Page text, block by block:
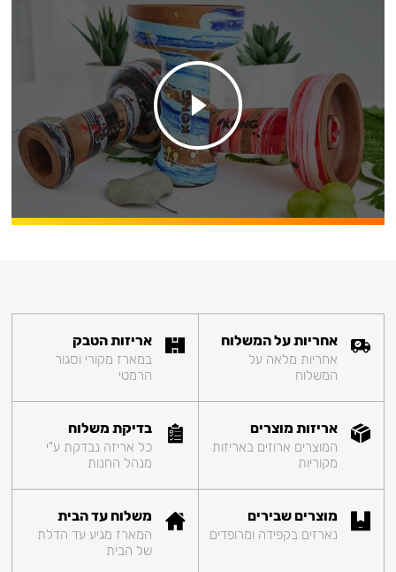
אחריות על המשלוח
אחריות מלאה על
המשלוח
אריזות הטבק
במארז מקורי וסגור
הרמטי
אריזות מוצרים
המוצרים ארוזים באריזות
מקוריות
בדיקת משלוח
כל אריזה נבדקת ע"י
מנהל החנות
מוצרים שבירים
נארזים בקפידה ומרופדים
משלוח עד הבית
המארז מגיע עד הדלת
של הבית